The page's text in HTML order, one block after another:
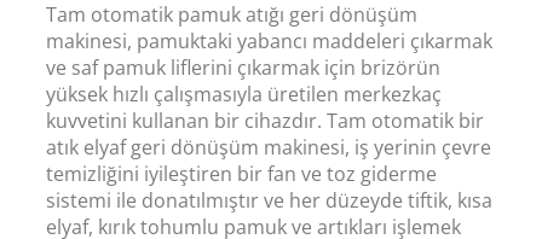
Tam otomatik pamuk atığı geri dönüşüm
makinesi, pamuktaki yabancı maddeleri çıkarmak
ve saf pamuk liflerini çıkarmak için brizörün
yüksek hızlı çalışmasıyla üretilen merkezkaç
kuvvetini kullanan bir cihazdır. Tam otomatik bir
atık elyaf geri dönüşüm makinesi, iş yerinin çevre
temizliğini iyileştiren bir fan ve toz giderme
sistemi ile donatılmıştır ve her düzeyde tiftik, kısa
elyaf, kırık tohumlu pamuk ve artıkları işlemek